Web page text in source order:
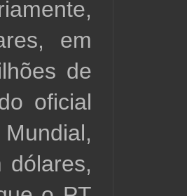
em
de
oficial
dólares,